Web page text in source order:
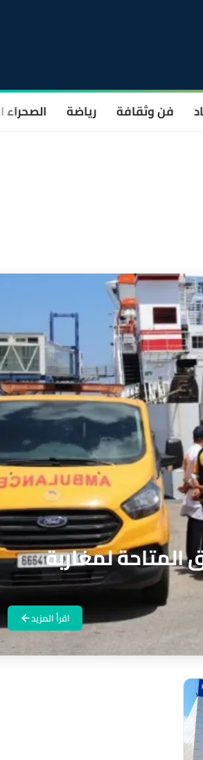
فن وثقافة رياضة الصحراء
لمغاربة
اقرأ المزيد